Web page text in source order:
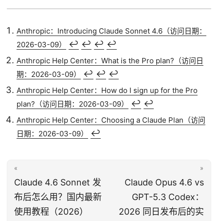
Anthropic：Introducing Claude Sonnet 4.6（访问日期：
2026-03-09）
↩︎ ↩︎ ↩︎ ↩︎
Anthropic Help Center：What is the Pro plan?（访问日
期：2026-03-09）
↩︎ ↩︎ ↩︎
Anthropic Help Center：How do I sign up for the Pro
plan?（访问日期：2026-03-09）
↩︎ ↩︎
Anthropic Help Center：Choosing a Claude Plan（访问
日期：2026-03-09）
↩︎
«
Claude 4.6 Sonnet 发
布后怎么用？国内最新
使用教程（2026）
»
Claude Opus 4.6 vs
GPT-5.3 Codex：
2026 同日发布后的实